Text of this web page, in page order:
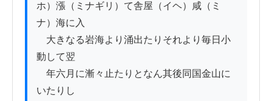
ホ）漲（ミナギリ）て舎屋（イヘ）咸（ミ
ナ）海に入
大きなる岩海より涌出たりそれより毎日小
動して翌
年六月に漸々止たりとなん其後同国金山に
いたりし